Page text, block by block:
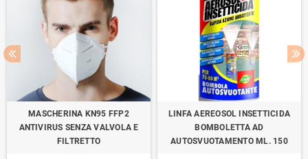
MASCHERINA KN95 FFP2
ANTIVIRUS SENZA VALVOLA E
FILTRETTO
LINFA AEREOSOL INSETTICIDA
BOMBOLETTA AD
AUTOSVUOTAMENTO ML. 150